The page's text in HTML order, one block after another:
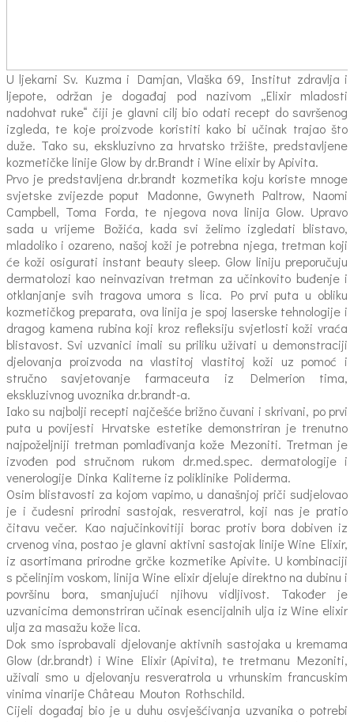
U ljekarni Sv. Kuzma i Damjan, Vlaška 69, Institut zdravlja i
ljepote, održan je događaj pod nazivom „Elixir mladosti
nadohvat ruke“ čiji je glavni cilj bio odati recept do savršenog
izgleda, te koje proizvode koristiti kako bi učinak trajao što
duže. Tako su, ekskluzivno za hrvatsko tržište, predstavljene
kozmetičke linije Glow by dr.Brandt i Wine elixir by Apivita.
Prvo je predstavljena dr.brandt kozmetika koju koriste mnoge
svjetske zvijezde poput Madonne, Gwyneth Paltrow, Naomi
Campbell, Toma Forda, te njegova nova linija Glow. Upravo
sada u vrijeme Božića, kada svi želimo izgledati blistavo,
mladoliko i ozareno, našoj koži je potrebna njega, tretman koji
će koži osigurati instant beauty sleep. Glow liniju preporučuju
dermatolozi kao neinvazivan tretman za učinkovito buđenje i
otklanjanje svih tragova umora s lica. Po prvi puta u obliku
kozmetičkog preparata, ova linija je spoj laserske tehnologije i
dragog kamena rubina koji kroz refleksiju svjetlosti koži vraća
blistavost. Svi uzvanici imali su priliku uživati u demonstraciji
djelovanja proizvoda na vlastitoj vlastitoj koži uz pomoć i
stručno savjetovanje farmaceuta iz Delmerion tima,
ekskluzivnog uvoznika dr.brandt-a.
Iako su najbolji recepti najčešće brižno čuvani i skrivani, po prvi
puta u povijesti Hrvatske estetike demonstriran je trenutno
najpoželjniji tretman pomlađivanja kože Mezoniti. Tretman je
izvođen pod stručnom rukom dr.med.spec. dermatologije i
venerologije Dinka Kaliterne iz poliklinike Poliderma.
Osim blistavosti za kojom vapimo, u današnjoj priči sudjelovao
je i čudesni prirodni sastojak, resveratrol, koji nas je pratio
čitavu večer. Kao najučinkovitiji borac protiv bora dobiven iz
crvenog vina, postao je glavni aktivni sastojak linije Wine Elixir,
iz asortimana prirodne grčke kozmetike Apivite. U kombinaciji
s pčelinjim voskom, linija Wine elixir djeluje direktno na dubinu i
površinu bora, smanjujući njihovu vidljivost. Također je
uzvanicima demonstriran učinak esencijalnih ulja iz Wine elixir
ulja za masažu kože lica.
Dok smo isprobavali djelovanje aktivnih sastojaka u kremama
Glow (dr.brandt) i Wine Elixir (Apivita), te tretmanu Mezoniti,
uživali smo u djelovanju resveratrola u vrhunskim francuskim
vinima vinarije Château Mouton Rothschild.
Cijeli događaj bio je u duhu osvješćivanja uzvanika o potrebi